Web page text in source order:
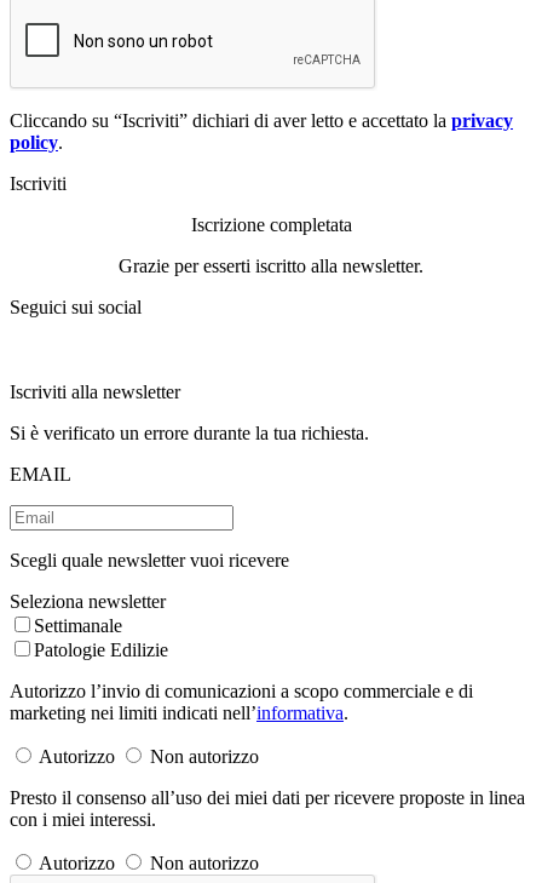
Cliccando su “Iscriviti” dichiari di aver letto e accettato la privacy
policy.
Iscriviti
Iscrizione completata
Grazie per esserti iscritto alla newsletter.
Seguici sui social
Iscriviti alla newsletter
Si è verificato un errore durante la tua richiesta.
EMAIL
Scegli quale newsletter vuoi ricevere
Seleziona newsletter
Settimanale
Patologie Edilizie
Autorizzo l’invio di comunicazioni a scopo commerciale e di
marketing nei limiti indicati nell’informativa.
Autorizzo
Non autorizzo
Presto il consenso all’uso dei miei dati per ricevere proposte in linea
con i miei interessi.
Autorizzo Non autorizzo